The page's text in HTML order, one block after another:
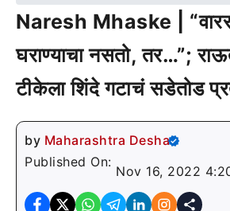
Naresh Mhaske |
घराण्याचा नसतो, तर…”;
टीकेला शिंदे गटाचं सडेतोड
by Maharashtra Desha
Published On:
Nov 16, 2022